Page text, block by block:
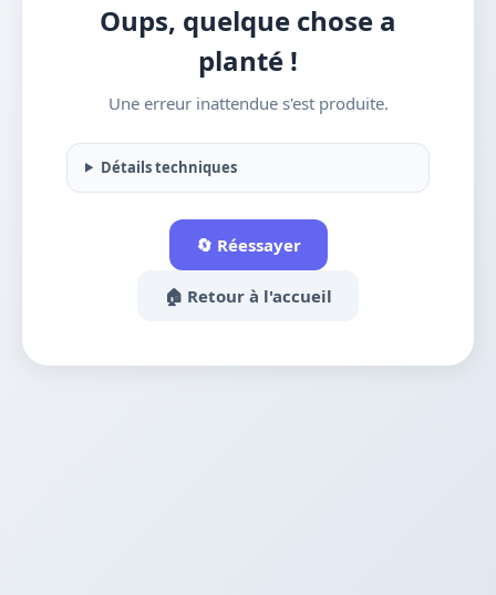
Oups, quelque chose a
planté !
Une erreur inattendue s'est produite.
Détails techniques
🔄 Réessayer
🏠 Retour à l'accueil